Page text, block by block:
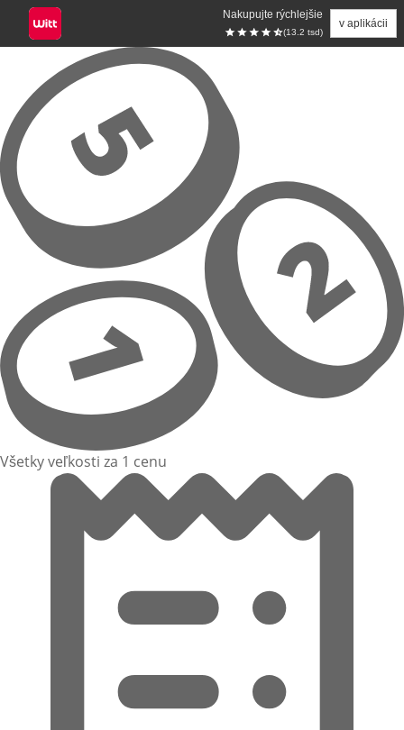
Nakupujte rýchlejšie
(13.2 tsd)
v aplikácii
Prejsť na hlavný obsah
Všetky veľkosti za 1 cenu